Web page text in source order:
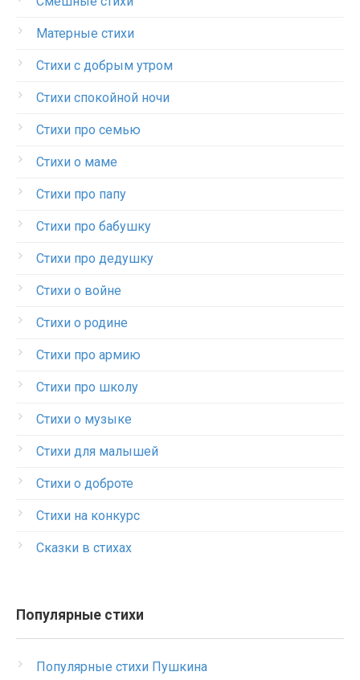
Матерные стихи
Стихи с добрым утром
Стихи спокойной ночи
Стихи про семью
Стихи о маме
Стихи про папу
Стихи про бабушку
Стихи про дедушку
Стихи о войне
Стихи о родине
Стихи про армию
Стихи про школу
Стихи о музыке
Стихи для малышей
Стихи о доброте
Стихи на конкурс
Сказки в стихах
Популярные стихи
Популярные стихи Пушкина